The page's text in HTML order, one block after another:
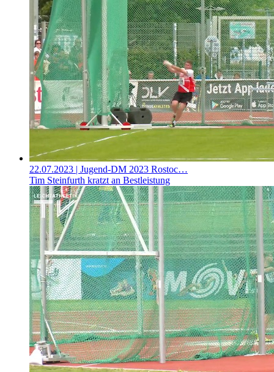
22.07.2023 | Jugend-DM 2023 Rostoc…
Tim Steinfurth kratzt an Bestleistung